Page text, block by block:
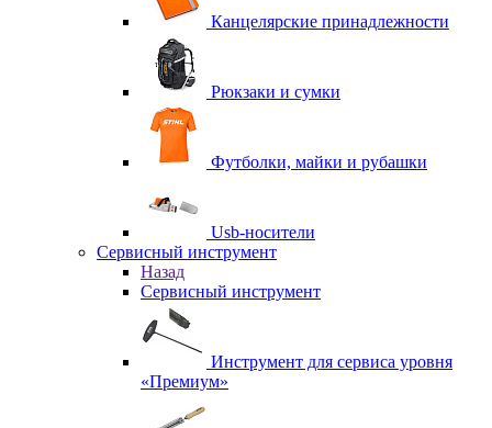
Канцелярские принадлежности
Рюкзаки и сумки
Футболки, майки и рубашки
Usb-носители
Сервисный инструмент
Назад
Сервисный инструмент
Инструмент для сервиса уровня
«Премиум»